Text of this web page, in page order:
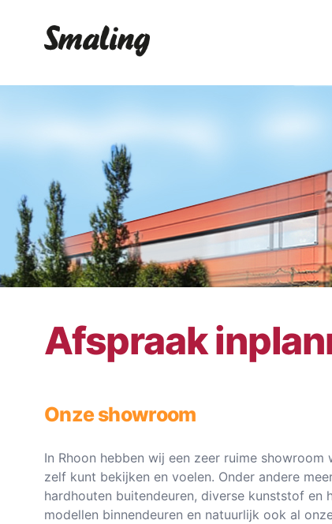
Afspraak
Onze showroom
In Rhoon hebben wij een zeer ruime
zelf kunt bekijken en voelen. Onder andere
hardhouten buitendeuren, diverse kunststof en
modellen binnendeuren en natuurlijk ook al